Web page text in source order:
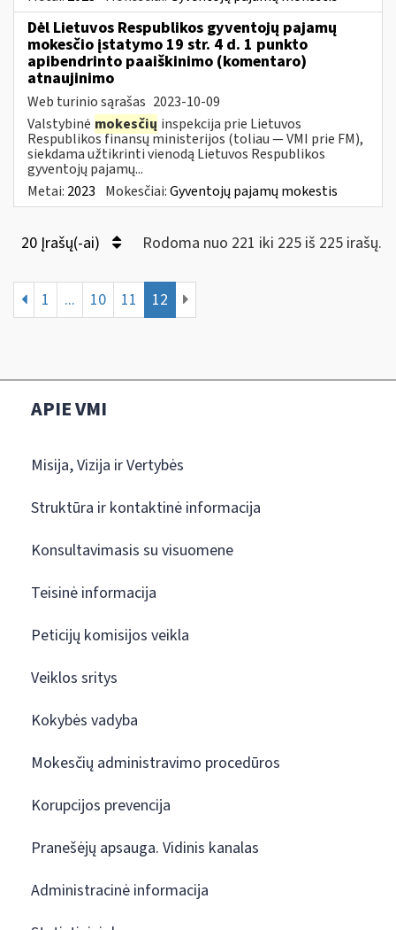
Dėl Lietuvos Respublikos gyventojų pajamų
mokesčio įstatymo 19 str. 4 d. 1 punkto
apibendrinto paaiškinimo (komentaro)
atnaujinimo
Web turinio sąrašas 2023-10-09
Valstybinė mokesčių inspekcija prie Lietuvos
Respublikos finansų ministerijos (toliau — VMI prie FM),
siekdama užtikrinti vienodą Lietuvos Respublikos
gyventojų pajamų...
Metai: 2023 Mokesčiai:Gyventojų pajamų mokestis
20 Įrašų(-ai) Rodoma nuo 221 iki 225 iš 225 irašų.
1 ... 10 11 12
APIE VMI
Misija, Vizija ir Vertybės
Struktūra ir kontaktinė informacija
Konsultavimasis su visuomene
Teisinė informacija
Peticijų komisijos veikla
Veiklos sritys
Kokybės vadyba
Mokesčių administravimo procedūros
Korupcijos prevencija
Pranešėjų apsauga. Vidinis kanalas
Administracinė informacija